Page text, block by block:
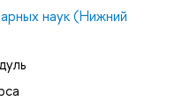
наук (Нижний